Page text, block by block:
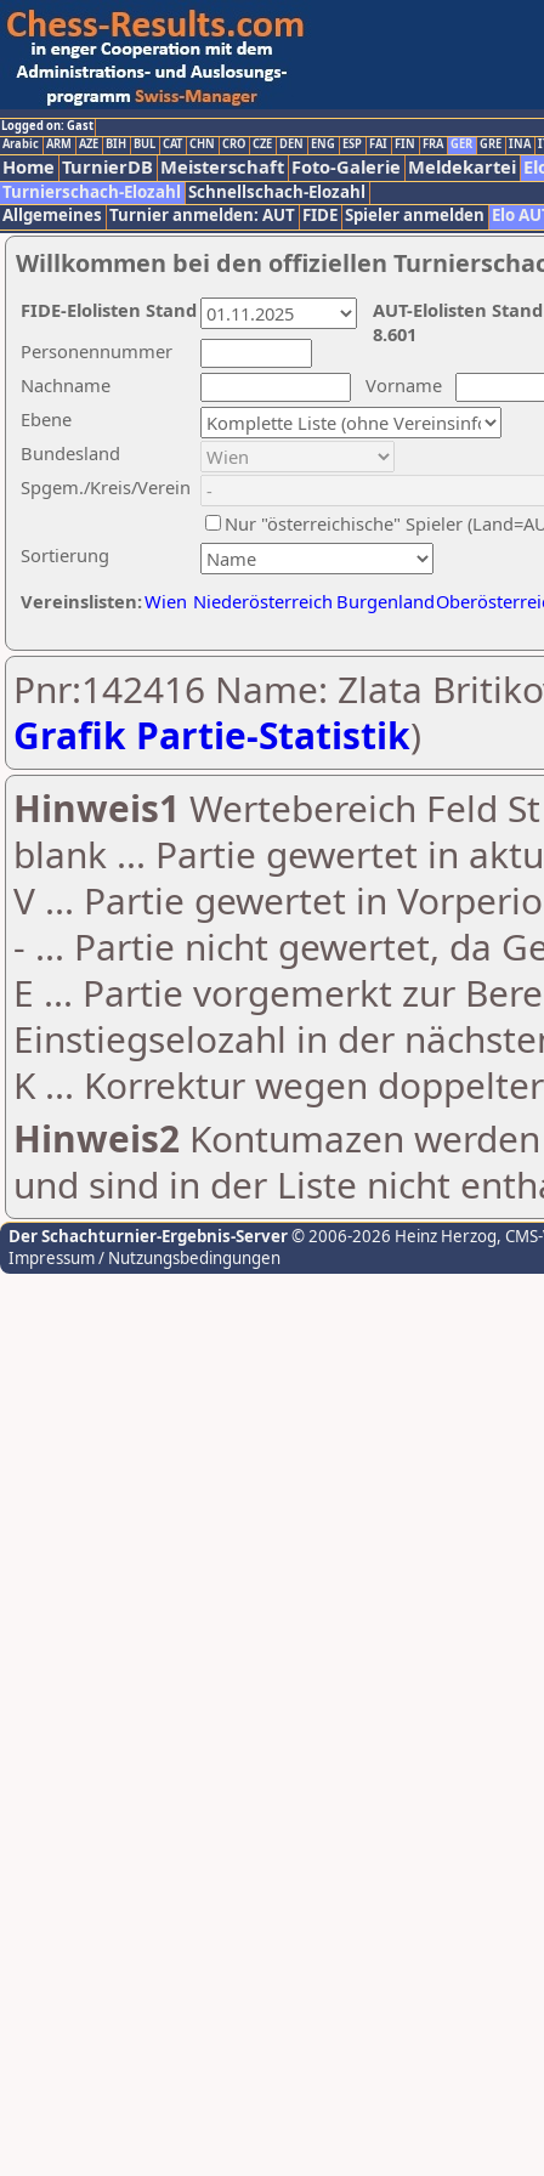
Logged on: Gast
Arabic ARM AZE BIH BUL CAT CHN CRO CZE DEN ENG ESP FAI FIN FRA GER GRE INA
Home TurnierDB Meisterschaft Foto-Galerie Meldekartei
Turnierschach-Elozahl Schnellschach-Elozahl
Allgemeines Turnier anmelden: AUT FIDE Spieler anmelden Elo
Willkommen bei den offiziellen
Nachname
Vorname
Ebene
Sortierung
Personennummer
Bundesland
Spgem./Kreis/Verein
Nur "österreichische" Spieler
Vereinslisten:Wien Niederösterreich Burgenland
AUT-Elolisten
8.601
FIDE-Elolisten Stand
Pnr:142416 Name: Zlata
Grafik Partie-Statistik)
Hinweis1 Wertebereich Feld
blank ... Partie gewertet in
V ... Partie gewertet in
- ... Partie nicht gewertet, da
E ... Partie vorgemerkt zur
Einstiegselozahl in der
K ... Korrektur wegen
Hinweis2 Kontumazen
und sind in der Liste nicht
Der Schachturnier-Ergebnis-Server© 2006-2026 Heinz Herzog,
Impressum / Nutzungsbedingungen